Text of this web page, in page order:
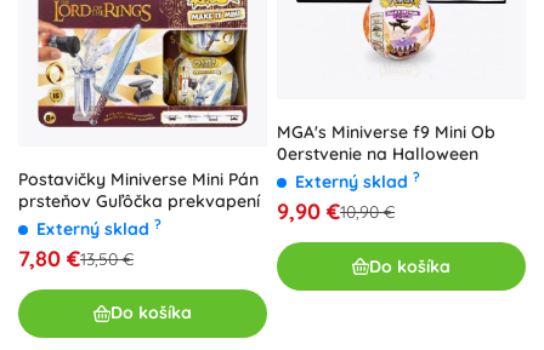
Postavičky Miniverse Mini Pán
prsteňov Guľôčka prekvapení
Externý sklad ?
7,80 €13,50 €
Do košíka
MGA's Miniverse f9 Mini Ob
0erstvenie na Halloween
Externý sklad ?
9,90 €10,90 €
Do košíka